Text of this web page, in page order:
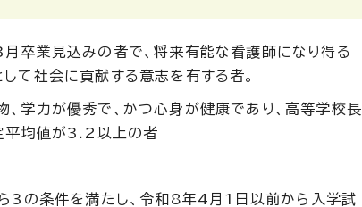
卒業見込みの者で、将来有能な看護師になり得る
て社会に貢献する意志を有する者。
、学力が優秀で、かつ心身が健康であり、高等学校長
平均値が3.2以上の者
3の条件を満たし、令和8年4月1日以前から入学試